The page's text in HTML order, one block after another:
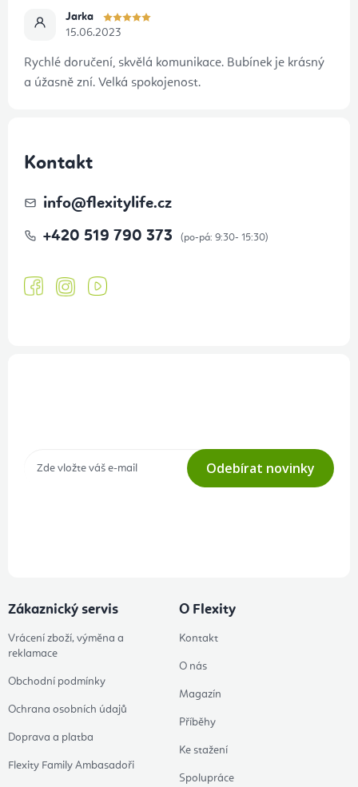
Jarka
15.06.2023
Rychlé doručení, skvělá komunikace. Bubínek je krásný
a úžasně zní. Velká spokojenost.
Kontakt
info@flexitylife.cz
+420 519 790 373
Odebírat novinky
Zákaznický servis
Vrácení zboží, výměna a
reklamace
Obchodní podmínky
Ochrana osobních údajů
Doprava a platba
Flexity Family Ambasadoři
O Flexity
Kontakt
O nás
Magazín
Příběhy
Ke stažení
Spolupráce